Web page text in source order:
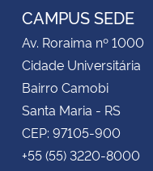
CAMPUS SEDE
Av. Roraima nº 1000
Cidade Universitária
Bairro Camobi
Santa Maria - RS
CEP: 97105-900
+55 (55) 3220-8000